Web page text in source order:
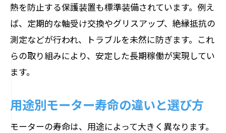
熱を防止する保護装置も標準装備されています。例え
ば、定期的な軸受け交換やグリスアップ、絶縁抵抗の
測定などが行われ、トラブルを未然に防ぎます。これ
らの取り組みにより、安定した長期稼働が実現してい
ます。
用途別モーター寿命の違いと選び方
モーターの寿命は、用途によって大きく異なります。